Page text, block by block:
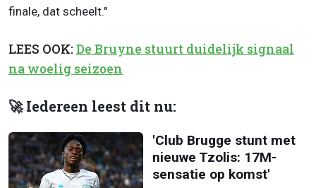
finale, dat scheelt."
LEES OOK:De Bruyne stuurt duidelijk signaal
na woelig seizoen
🚀 Iedereen leest dit nu:
'Club Brugge stunt met
nieuwe Tzolis: 17M-
sensatie op komst'